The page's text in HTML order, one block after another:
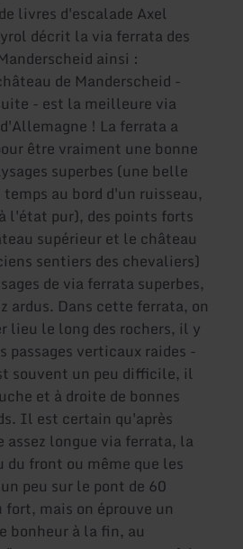
livres d'escalade Axel
décrit la via ferrata des
ainsi :
de Manderscheid -
- est la meilleure via
! La ferrata a
être vraiment une bonne
superbes (une belle
au bord d'un ruisseau,
l'état pur), des points forts
supérieur et le château
sentiers des chevaliers)
de via ferrata superbes,
ardus. Dans cette ferrata, on
lieu le long des rochers, il y
passages verticaux raides -
souvent un peu difficile, il
et à droite de bonnes
Il est certain qu'après
assez longue via ferrata, la
du front ou même que les
peu sur le pont de 60
mais on éprouve un
bonheur à la fin, au